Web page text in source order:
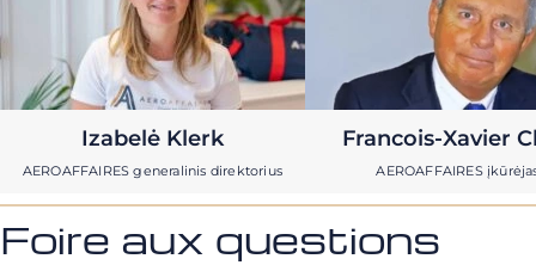
Izabelė Klerk
AEROAFFAIRES generalinis direktorius
Francois-Xavier
AEROAFFAIRES
Foire aux questions